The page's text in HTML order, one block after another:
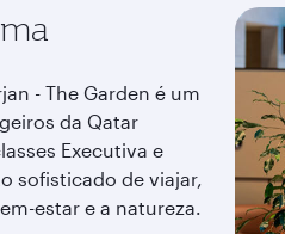
- The Garden é um
da Qatar
Executiva e
sofisticado de viajar,
estar e a natureza.